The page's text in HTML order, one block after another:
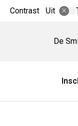
Contrast Uit
De